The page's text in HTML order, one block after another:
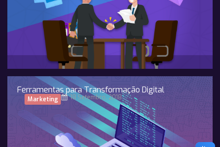
Ferramentas para Transformação Digital
Marketing 18 Setembro, 2018